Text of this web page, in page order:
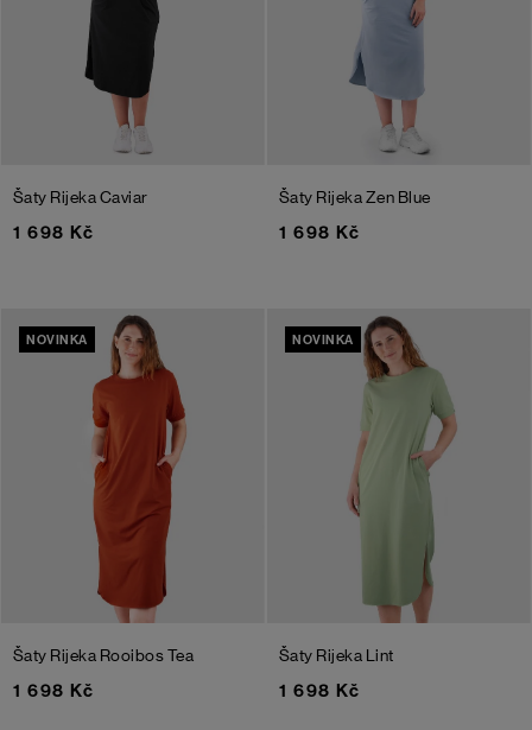
Šaty RijekaCaviar
1 698 Kč
Šaty RijekaZen Blue
1 698 Kč
NOVINKA
Šaty Rijeka Rooibos Tea
1 698 Kč
NOVINKA
Šaty Rijeka Lint
1 698 Kč